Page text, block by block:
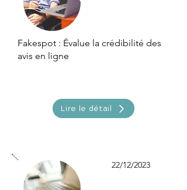
Fakespot : Évalue la crédibilité des
avis en ligne
Lire le détail
22/12/2023